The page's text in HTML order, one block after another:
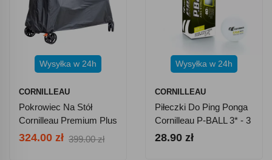
Wysyłka w 24h
CORNILLEAU
Pokrowiec Na Stół
Cornilleau Premium Plus
201906
324.00 zł 399.00 zł
Wysyłka w 24h
CORNILLEAU
Piłeczki Do Ping Ponga
Cornilleau P-BALL 3* - 3
Szt. - Białe
28.90 zł